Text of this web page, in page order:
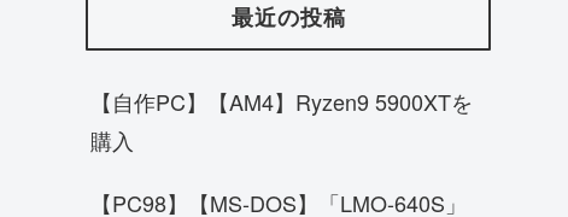
最近の投稿
【自作PC】【AM4】Ryzen9 5900XTを
購入
【PC98】【MS-DOS】「LMO-640S」